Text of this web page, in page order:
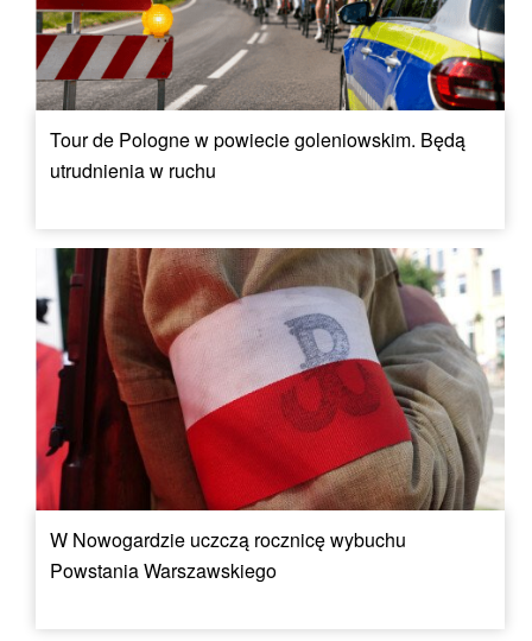
Tour de Pologne w powiecie goleniowskim. Będą
utrudnienia w ruchu
W Nowogardzie uczczą rocznicę wybuchu
Powstania Warszawskiego